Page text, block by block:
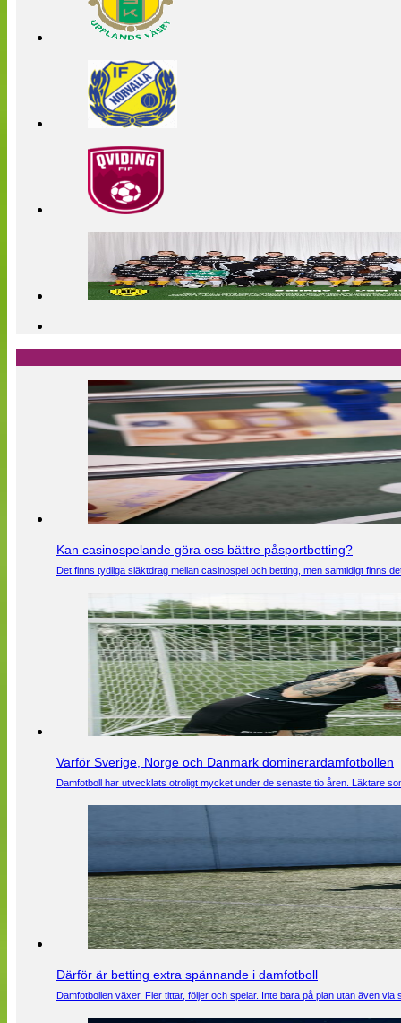
Kan casinospelande göra oss bättre påsportbetting?
Det finns tydliga släktdrag mellan casinospel och betting, men samtidigt finns
Varför Sverige, Norge och Danmark dominerardamfotbollen
Damfotboll har utvecklats otroligt mycket under de senaste tio åren. Läktare
Därför är betting extra spännande i damfotboll
Damfotbollen växer. Fler tittar, följer och spelar. Inte bara på plan utan även